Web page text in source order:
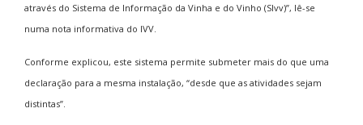
através do Sistema de Informação da Vinha e do Vinho (SIvv)”, lê-se
numa nota informativa do IVV.
Conforme explicou, este sistema permite submeter mais do que uma
declaração para a mesma instalação, “desde que as atividades sejam
distintas”.